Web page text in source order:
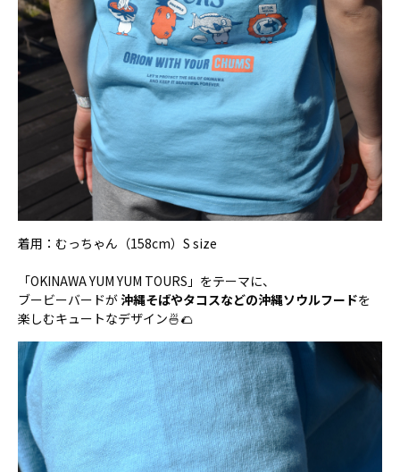
着用：むっちゃん（158cm）S size
「OKINAWA YUM YUM TOURS」をテーマに、
ブービーバードが 沖縄そばやタコスなどの沖縄ソウルフードを
楽しむキュートなデザイン🍜🌮